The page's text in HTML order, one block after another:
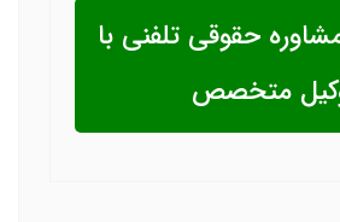
حقوقی تلفنی با
متخصص